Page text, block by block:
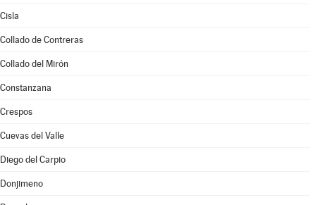
Cisla
Collado de Contreras
Collado del Mirón
Constanzana
Crespos
Cuevas del Valle
Diego del Carpio
Donjimeno